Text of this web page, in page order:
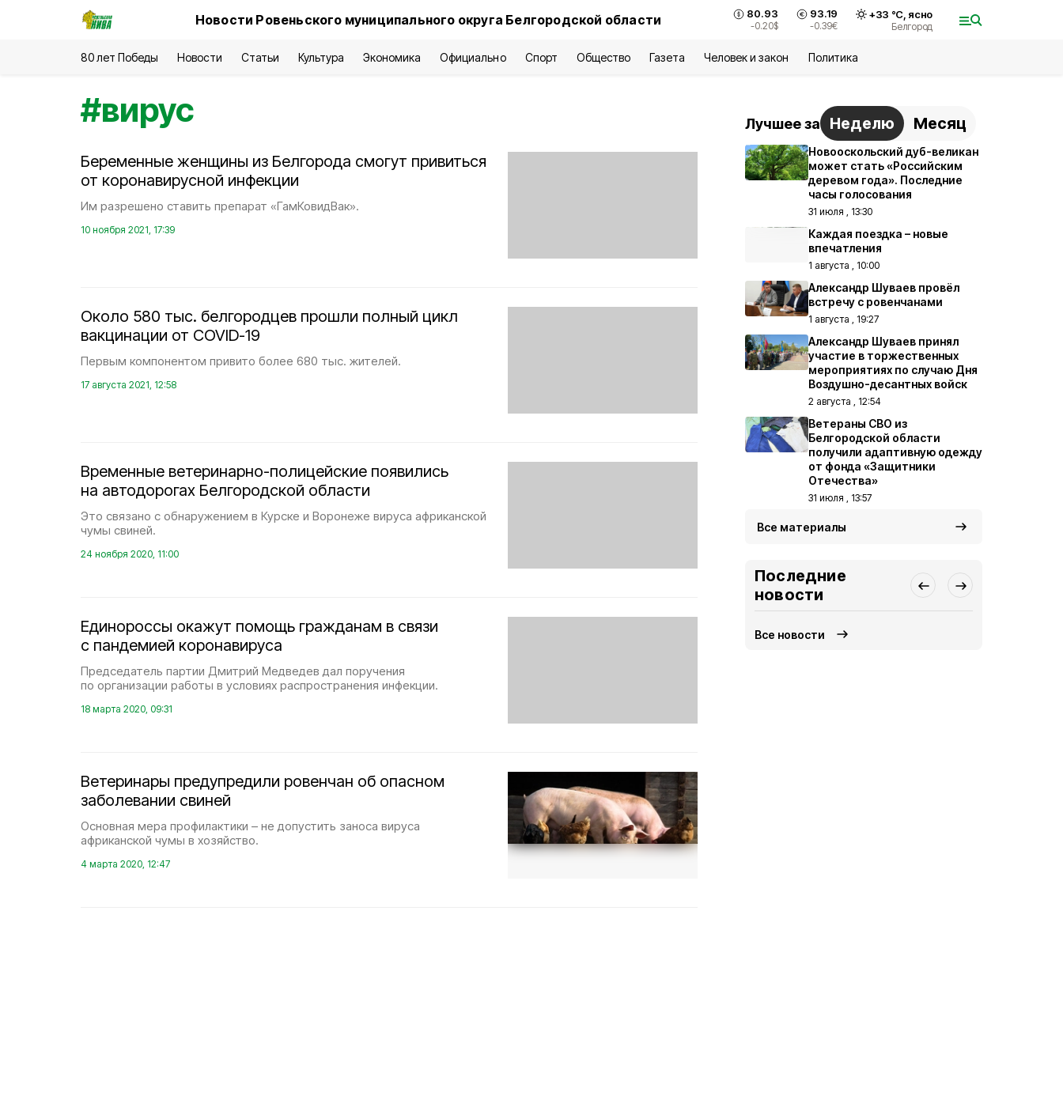
Новости Ровеньского муниципального округа Белгородской области 80.93
-0.20$
93.19
-0.39€
+33 °С, ясно
Белгород
80 лет Победы Новости Статьи Культура Экономика Официально Спорт Общество Газета Человек и закон Политика
#вирус
Беременные женщины из Белгорода смогут привиться
от коронавирусной инфекции
Им разрешено ставить препарат «ГамКовидВак».
10 ноября 2021, 17:39
Около 580 тыс. белгородцев прошли полный цикл
вакцинации от COVID-19
Первым компонентом привито более 680 тыс. жителей.
17 августа 2021, 12:58
Временные ветеринарно-полицейские появились
на автодорогах Белгородской области
Это связано с обнаружением в Курске и Воронеже вируса африканской
чумы свиней.
24 ноября 2020, 11:00
Единороссы окажут помощь гражданам в связи
с пандемией коронавируса
Председатель партии Дмитрий Медведев дал поручения
по организации работы в условиях распространения инфекции.
18 марта 2020, 09:31
Ветеринары предупредили ровенчан об опасном
заболевании свиней
Основная мера профилактики – не допустить заноса вируса
африканской чумы в хозяйство.
4 марта 2020, 12:47
Лучшее за Неделю Месяц
Новооскольский дуб-великан
может стать «Российским
деревом года». Последние
часы голосования
31 июля , 13:30
Каждая поездка – новые
впечатления
1 августа , 10:00
Александр Шуваев провёл
встречу с ровенчанами
1 августа , 19:27
Александр Шуваев принял
участие в торжественных
мероприятиях по случаю Дня
Воздушно-десантных войск
2 августа , 12:54
Ветераны СВО из
Белгородской области
получили адаптивную одежду
от фонда «Защитники
Отечества»
31 июля , 13:57
Все материалы
Последние
новости
Все новости